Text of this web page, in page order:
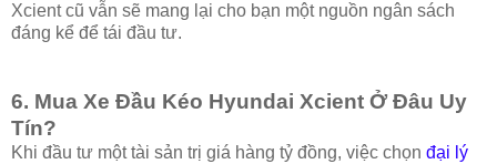
Xcient cũ vẫn sẽ mang lại cho bạn một nguồn ngân sách
đáng kể để tái đầu tư.
6. Mua Xe Đầu Kéo Hyundai Xcient Ở Đâu Uy
Tín?
Khi đầu tư một tài sản trị giá hàng tỷ đồng, việc chọn đại lý